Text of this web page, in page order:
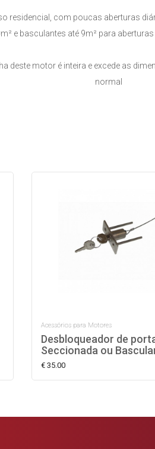
residencial, com poucas aberturas
e basculantes até 9m² para
deste motor é inteira e excede as
normal
Acessórios para Motores
Desbloqueador de
Seccionada ou
€ 35.00